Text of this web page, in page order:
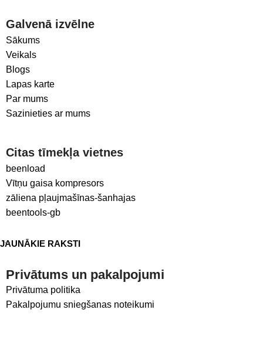
Galvenā izvēlne
Sākums
Veikals
Blogs
Lapas karte
Par mums
Sazinieties ar mums
Citas tīmekļa vietnes
beenload
Vītņu gaisa kompresors
zāliena pļaujmašīnas-šanhajas
beentools-gb
JAUNĀKIE RAKSTI
Privātums un pakalpojumi
Privātuma politika
Pakalpojumu sniegšanas noteikumi